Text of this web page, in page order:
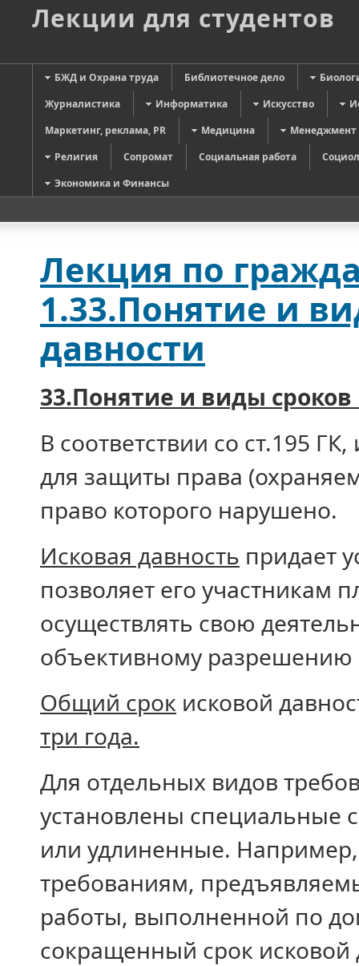
Лекции для студентов
БЖД и Охрана труда Библиотечное дело
Журналистика
Информатика Искусство
Маркетинг, реклама, PR
Медицина
Менеджмент
Религия
Сопромат Социальная работа
Экономика и Финансы
Лекция по
1.33.Понятие и
давности
33.Понятие и виды
В соответствии со ст.195
для защиты права
право которого нарушено.
Исковая давность придает
позволяет его участникам
осуществлять свою
объективному разрешению
Общий срок исковой
три года.
Для отдельных видов
установлены специальные
или удлиненные. Например,
требованиям,
работы, выполненной по
сокращенный срок